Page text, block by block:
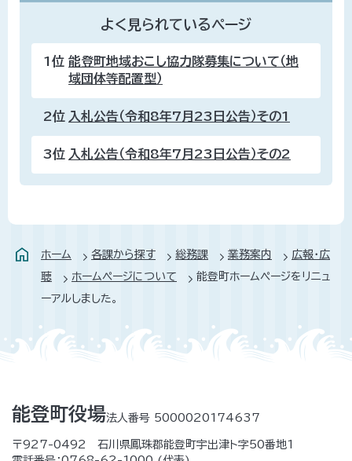
よく見られているページ
1位 能登町地域おこし協力隊募集について（地
域団体等配置型）
2位 入札公告（令和8年7月23日公告）その1
3位 入札公告（令和8年7月23日公告）その2
ホーム 各課から探す 総務課 業務案内
広報・広
聴
ホームページについて
能登町ホームページをリニュ
ーアルしました。
能登町役場法人番号 5000020174637
〒927-0492 石川県鳳珠郡能登町宇出津ト字50番地1